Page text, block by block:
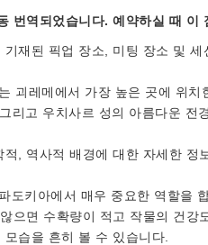
번역되었습니다. 예약하실 때 이
재된 픽업 장소, 미팅 장소 및
괴레메에서 가장 높은 곳에 위
리고 우치사르 성의 아름다운 전
, 역사적 배경에 대한 자세한 정
도키아에서 매우 중요한 역할을
으면 수확량이 적고 작물의 건강
습을 흔히 볼 수 있습니다.